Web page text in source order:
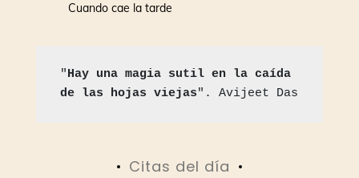
Cuando cae la tarde
"Hay una magia sutil en la caída
de las hojas viejas". Avijeet Das
Citas del día